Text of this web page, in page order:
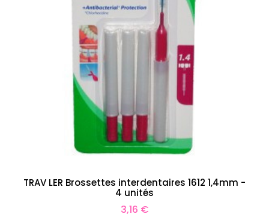
TRAV LER Brossettes interdentaires 1612 1,4mm -
4 unités
Prix
3,16 €